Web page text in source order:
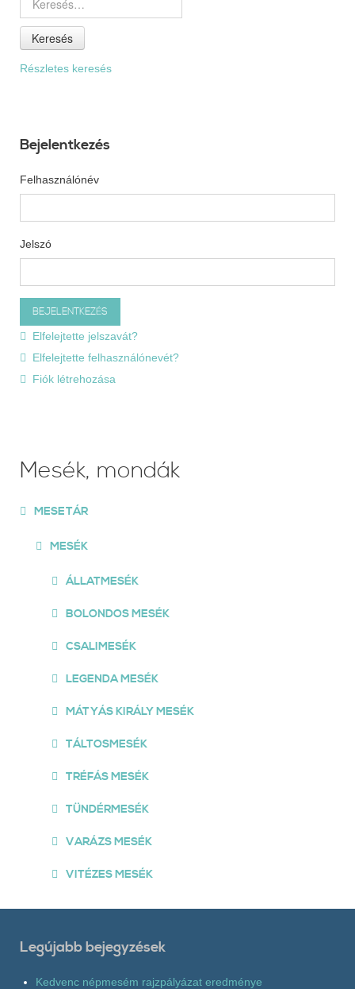
Keresés
Részletes keresés
Bejelentkezés
Felhasználónév
Jelszó
Elfelejtette jelszavát?
Elfelejtette felhasználónevét?
Fiók létrehozása
Mesék, mondák
MESETÁR
MESÉK
ÁLLATMESÉK
BOLONDOS MESÉK
CSALIMESÉK
LEGENDA MESÉK
MÁTYÁS KIRÁLY MESÉK
TÁLTOSMESÉK
TRÉFÁS MESÉK
TÜNDÉRMESÉK
VARÁZS MESÉK
VITÉZES MESÉK
Legújabb bejegyzések
Kedvenc népmesém rajzpályázat eredménye